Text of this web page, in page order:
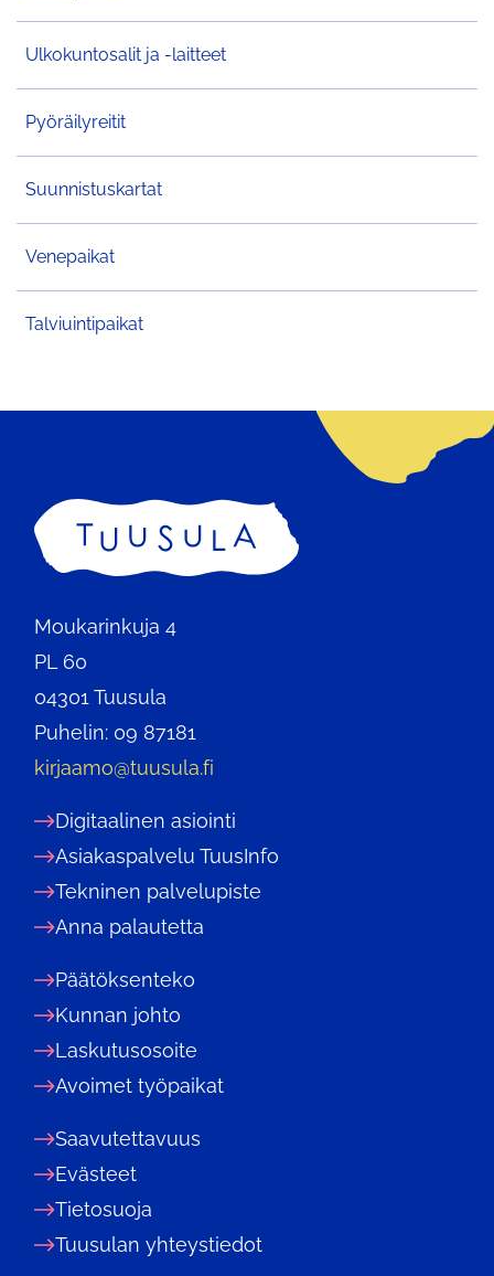
Ulkokuntosalit ja -laitteet
Pyöräilyreitit
Suunnistuskartat
Venepaikat
Talviuintipaikat
Etusivu
Moukarinkuja 4
PL 60
04301 Tuusula
Puhelin: 09 87181
kirjaamo@tuusula.fi
Digitaalinen asiointi
Asiakaspalvelu TuusInfo
Tekninen palvelupiste
Anna palautetta
Päätöksenteko
Kunnan johto
Laskutusosoite
Avoimet työpaikat
Saavutettavuus
Evästeet
Tietosuoja
Tuusulan yhteystiedot